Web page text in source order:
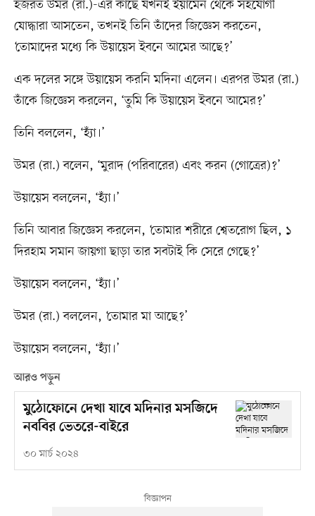
হজরত উমর (রা.)-এর কাছে যখনই ইয়ামেন থেকে সহযোগী
যোদ্ধারা আসতেন, তখনই তিনি তাঁদের জিজ্ঞেস করতেন,
‘তোমাদের মধ্যে কি উয়ায়েস ইবনে আমের আছে?’
এক দলের সঙ্গে উয়ায়েস করনি মদিনা এলেন। এরপর উমর (রা.)
তাঁকে জিজ্ঞেস করলেন, ‘তুমি কি উয়ায়েস ইবনে আমের?’
তিনি বললেন, ‘হ্যাঁ।’
উমর (রা.) বলেন, ‘মুরাদ (পরিবারের) এবং করন (গোত্রের)?’
উয়ায়েস বললেন, ‘হ্যাঁ।’
তিনি আবার জিজ্ঞেস করলেন, ‘তোমার শরীরে শ্বেতরোগ ছিল, ১
দিরহাম সমান জায়গা ছাড়া তার সবটাই কি সেরে গেছে?’
উয়ায়েস বললেন, ‘হ্যাঁ।’
উমর (রা.) বললেন, ‘তোমার মা আছে?’
উয়ায়েস বললেন, ‘হ্যাঁ।’
আরও পড়ুন
মুঠোফোনে দেখা যাবে মদিনার মসজিদে
নববির ভেতরে-বাইরে
৩০ মার্চ ২০২৪